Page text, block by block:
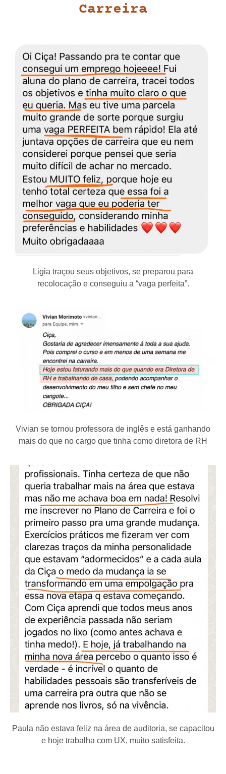
Carreira​
Ligia traçou seus objetivos, se preparou para
recolocação e conseguiu a “vaga perfeita”.
Vivian se tornou professora de inglês e está ganhando
mais do que no cargo que tinha como diretora de RH
Paula não estava feliz na área de auditoria, se capacitou
e hoje trabalha com UX, muito satisfeita.